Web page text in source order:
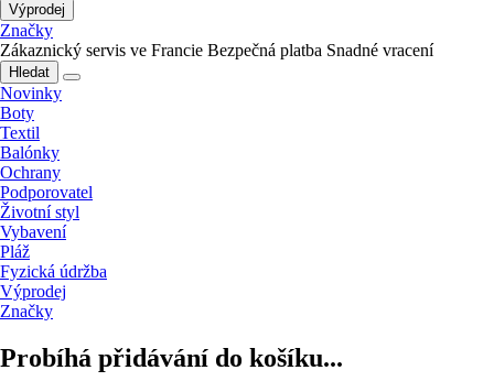
Výprodej
Značky
Zákaznický servis ve Francie Bezpečná platba Snadné vracení
Hledat
Novinky
Boty
Textil
Balónky
Ochrany
Podporovatel
Životní styl
Vybavení
Pláž
Fyzická údržba
Výprodej
Značky
Probíhá přidávání do košíku...